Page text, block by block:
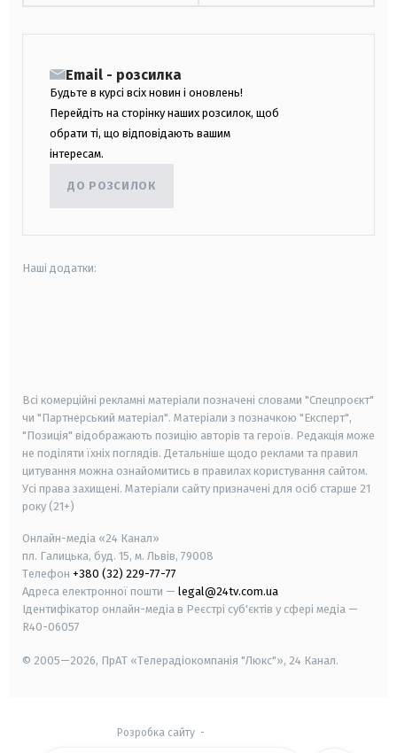
Email - розсилка
Будьте в курсі всіх новин і оновлень!
Перейдіть на сторінку наших розсилок, щоб
обрати ті, що відповідають вашим
інтересам.
ДО РОЗСИЛОК
Наші додатки:
Всі комерційні рекламні матеріали позначені словами "Спецпроєкт"
чи "Партнерський матеріал". Матеріали з позначкою "Експерт",
"Позиція" відображають позицію авторів та героїв. Редакція може
не поділяти їхніх поглядів. Детальніше щодо реклами та правил
цитування можна ознайомитись в правилах користування сайтом.
Усі права захищені. Матеріали сайту призначені для осіб старше 21
року (21+)
Онлайн-медіа «24 Канал»
пл. Галицька, буд. 15, м. Львів, 79008
Телефон +380 (32) 229-77-77
Адреса електронної пошти — legal@24tv.com.ua
Ідентифікатор онлайн-медіа в Реєстрі суб'єктів у сфері медіа —
R40-06057
© 2005—2026, ПрАТ «Телерадіокомпанія "Люкс"», 24 Канал.
Розробка сайту-